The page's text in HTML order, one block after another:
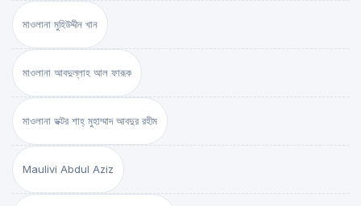
মাওলানা মুহিউদ্দীন খান
মাওলানা আবদুল্লাহ আল ফারূক
মাওলানা ডক্টর শাহ্‌ মুহাম্মাদ আবদুর রহীম
Maulivi Abdul Aziz